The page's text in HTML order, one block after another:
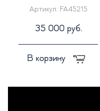
Артикул: FA45215
35 000 руб.
В корзину